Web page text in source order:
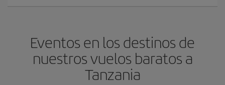
Eventos en los destinos de
nuestros vuelos baratos a
Tanzania